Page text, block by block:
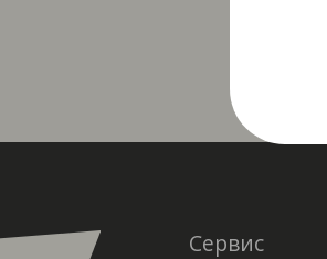
Сервис